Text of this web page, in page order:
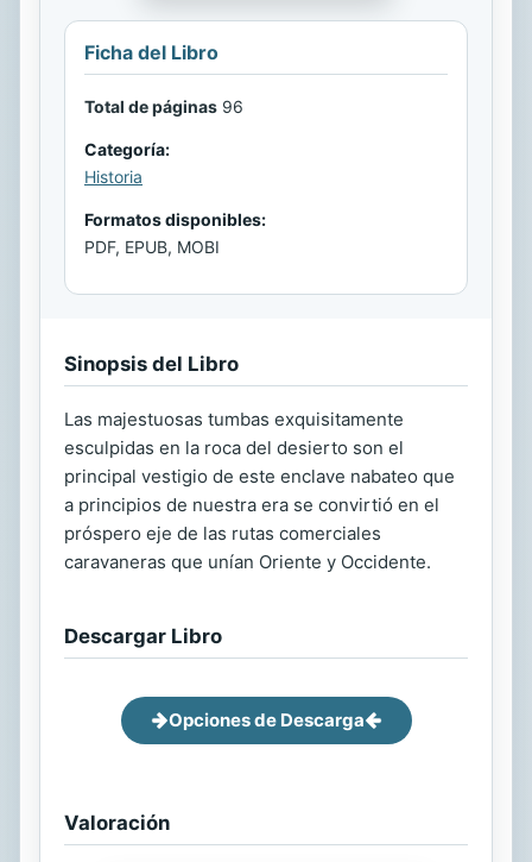
Ficha del Libro
Total de páginas 96
Categoría:
Historia
Formatos disponibles:
PDF, EPUB, MOBI
Sinopsis del Libro
Las majestuosas tumbas exquisitamente
esculpidas en la roca del desierto son el
principal vestigio de este enclave nabateo que
a principios de nuestra era se convirtió en el
próspero eje de las rutas comerciales
caravaneras que unían Oriente y Occidente.
Descargar Libro
Opciones de Descarga
Valoración